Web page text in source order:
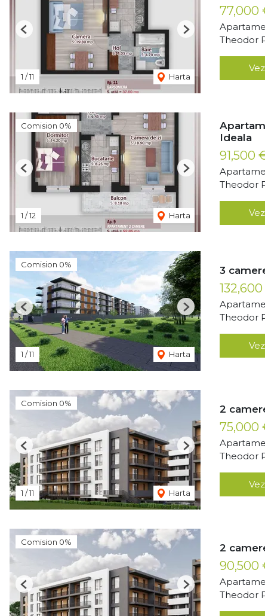
1 /11 Harta
Previous Next
77,000
Theodor
Comision 0%
1 /12 Harta
Previous Next
Ideala
91,500
Theodor
Comision 0%
1 /11 Harta
Previous Next
3
Theodor
Comision 0%
1 /11 Harta
Previous Next
2
75,000
Theodor
Comision 0%
Previous Next
2
90,500
Theodor